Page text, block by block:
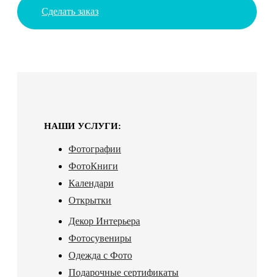
Сделать заказ
НАШИ УСЛУГИ:
Фотографии
ФотоКниги
Календари
Открытки
Декор Интерьера
Фотосувениры
Одежда с Фото
Подарочные сертификаты